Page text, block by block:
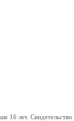
лет.